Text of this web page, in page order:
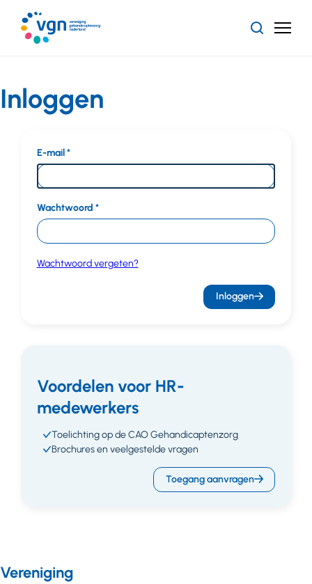
naar
hoofdinhoud
ZoekenMenu
Inloggen
E-mail
Wachtwoord
Wachtwoord vergeten?
Inloggen
Voordelen voor HR-
medewerkers
Toelichting op de CAO Gehandicaptenzorg
Brochures en veelgestelde vragen
Toegang aanvragen
Vereniging